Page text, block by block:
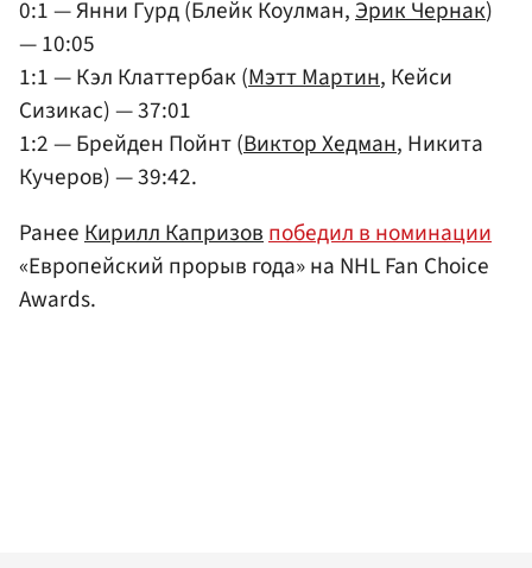
0:1 — Янни Гурд (Блейк Коулман,Эрик Чернак)
— 10:05
1:1 — Кэл Клаттербак (Мэтт Мартин, Кейси
Сизикас) — 37:01
1:2 — Брейден Пойнт (Виктор Хедман, Никита
Кучеров) — 39:42.
РанееКирилл Капризовпобедил в номинации
«Европейский прорыв года» на NHL Fan Choice
Awards.